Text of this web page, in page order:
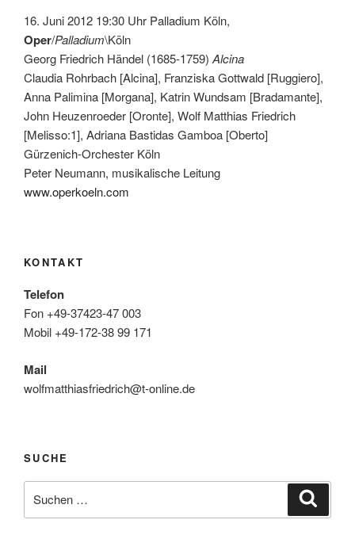
16. Juni 2012 19:30 Uhr Palladium Köln,
Oper/Palladium\Köln
Georg Friedrich Händel (1685-1759) Alcina
Claudia Rohrbach [Alcina], Franziska Gottwald [Ruggiero],
Anna Palimina [Morgana], Katrin Wundsam [Bradamante],
John Heuzenroeder [Oronte], Wolf Matthias Friedrich
[Melisso:1], Adriana Bastidas Gamboa [Oberto]
Gürzenich-Orchester Köln
Peter Neumann, musikalische Leitung
www.operkoeln.com
KONTAKT
Telefon
Fon +49-37423-47 003
Mobil +49-172-38 99 171
Mail
wolfmatthiasfriedrich@t-online.de
SUCHE
nach: